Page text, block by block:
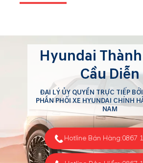
Hyundai
Cầu Diễn
ĐẠI LÝ ỦY QUYỀN TRỰC TIẾP
PHÂN PHỐI XE HYUNDAI CHÍNH
NAM
Hotline Bán Hàng:0867